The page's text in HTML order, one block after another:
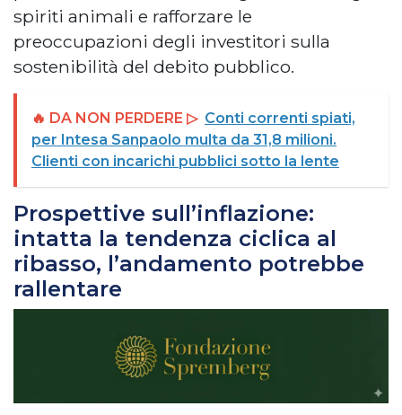
spiriti animali e rafforzare le
preoccupazioni degli investitori sulla
sostenibilità del debito pubblico.
🔥 DA NON PERDERE ▷ Conti correnti spiati,
per Intesa Sanpaolo multa da 31,8 milioni.
Clienti con incarichi pubblici sotto la lente
Prospettive sull’inflazione:
intatta la tendenza ciclica al
ribasso, l’andamento potrebbe
rallentare